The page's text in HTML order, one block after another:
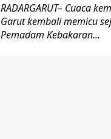
RADARGARUT– Cuaca
Garut kembali memicu
Pemadam Kebakaran...